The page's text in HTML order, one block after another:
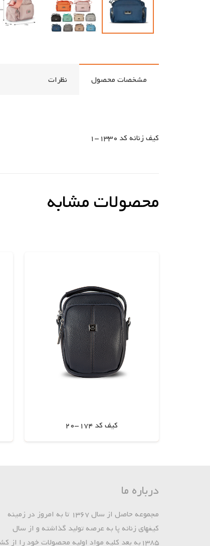
مشخصات محصول نظرات
کیف زنانه کد 1330-1
محصولات مشابه
کیف کد 174-20
درباره ما
مجموعه حاصل از سال 1367 تا به امروز در زمینه
کیفهای زنانه پا به عرصه تولید گذاشته و از سال
1385به بعد کلیه مواد اولیه محصولات خود را از